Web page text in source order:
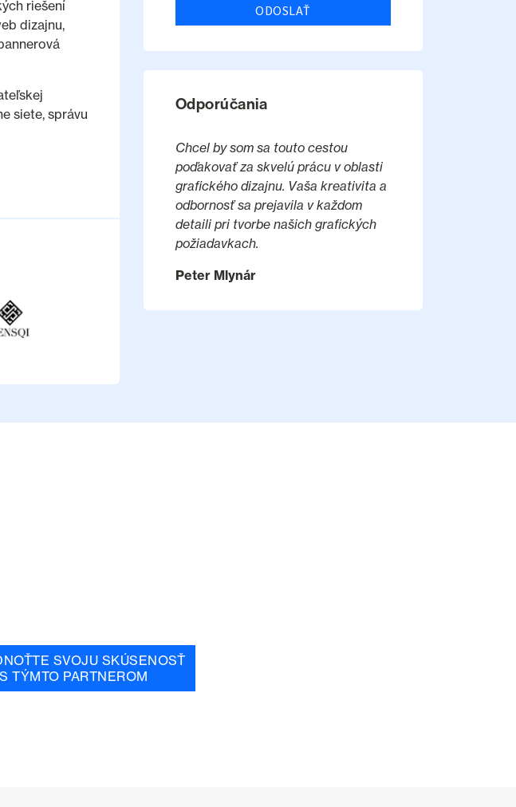
riešení
dizajnu,
siete, správu
ODOSLAŤ
Odporúčania
Chcel by som sa touto cestou
poďakovať za skvelú prácu v oblasti
grafického dizajnu. Vaša kreativita a
odbornosť sa prejavila v každom
detaili pri tvorbe našich grafických
požiadavkach.
Peter Mlynár
SVOJU SKÚSENOSŤ
S TÝMTO PARTNEROM